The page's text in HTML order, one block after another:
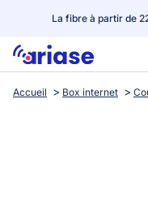
La fibre à partir de
Box internet
Accueil Box internet